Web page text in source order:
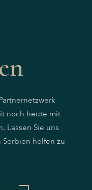
noch heute mit
Lassen Sie uns
helfen zu